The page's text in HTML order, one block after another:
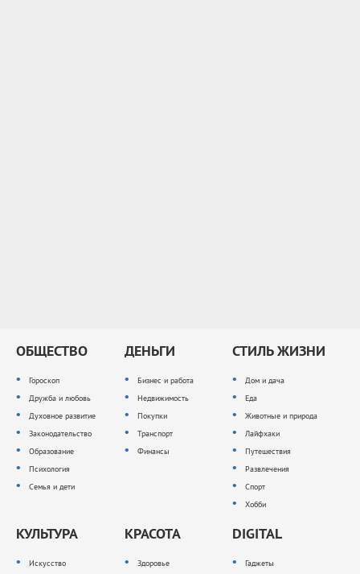
ОБЩЕСТВО
Гороскоп
Дружба и любовь
Духовное развитие
Законодательство
Образование
Психология
Семья и дети
ДЕНЬГИ
Бизнес и работа
Недвижимость
Покупки
Транспорт
Финансы
СТИЛЬ ЖИЗНИ
Дом и дача
Еда
Животные и природа
Лайфхаки
Путешествия
Развлечения
Спорт
Хобби
КУЛЬТУРА
Искусство
КРАСОТА
Здоровье
DIGITAL
Гаджеты